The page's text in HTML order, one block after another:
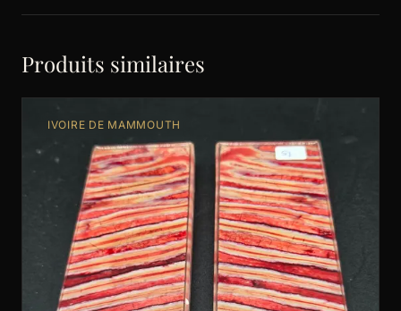
Produits similaires
IVOIRE DE MAMMOUTH